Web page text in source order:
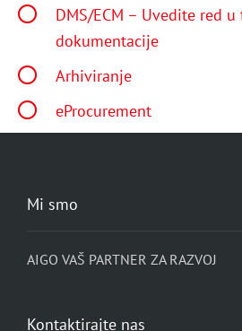
DMS/ECM – Uvedite red
dokumentacije
Arhiviranje
eProcurement
Mi smo
AIGO VAŠ PARTNER ZA RAZVOJ
Kontaktirajte nas